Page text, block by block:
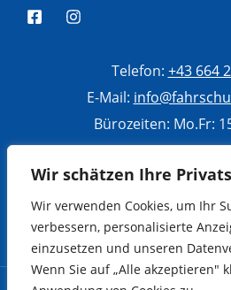
Wir schätzen Ihre
Wir verwenden Cookies, um Ihr
verbessern, personalisierte
einzusetzen und unseren
Wenn Sie auf „Alle akzeptieren"
Telefon: +43 664
E-Mail:
Bürozeiten: Mo.Fr:
Di, Mi, Do: 10:00
Sa: 9:00 –